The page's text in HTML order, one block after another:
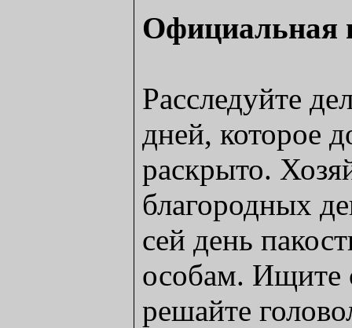
Официальная
Расследуйте
дней, которое
раскрыто.
благородных
сей день
особам. Ищите
решайте